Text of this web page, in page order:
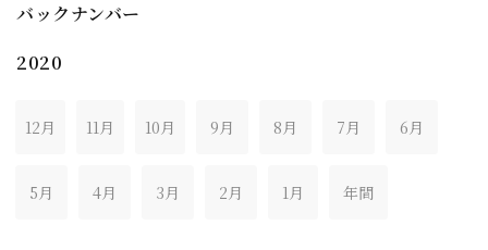
バックナンバー
2020
12月 11月 10月 9月 8月 7月 6月
5月 4月 3月 2月 1月 年間